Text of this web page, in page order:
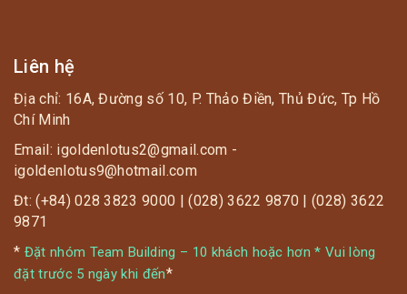
? Xin chúc mừng những gương mặt vàng sau đây
nhận 2 voucher trị giá 670.000 VND
Liên hệ
Địa chỉ: 16A, Đường số 10, P. Thảo Điền, Thủ Đức, Tp Hồ
Chí Minh
Email: igoldenlotus2@gmail.com -
igoldenlotus9@hotmail.com
Đt: (+84) 028 3823 9000 | (028) 3622 9870 | (028) 3622
9871
* Đặt nhóm Team Building – 10 khách hoặc hơn * Vui lòng
đặt trước 5 ngày khi đến*